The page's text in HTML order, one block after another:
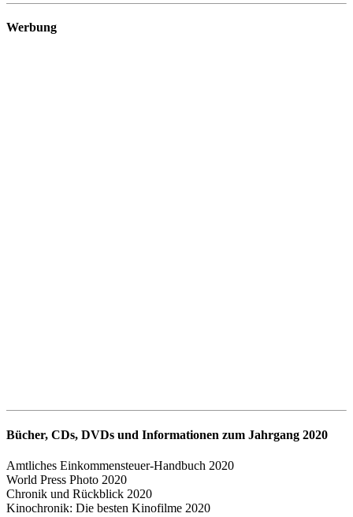
Werbung
Bücher, CDs, DVDs und Informationen zum Jahrgang 2020
Amtliches Einkommensteuer-Handbuch 2020
World Press Photo 2020
Chronik und Rückblick 2020
Kinochronik: Die besten Kinofilme 2020